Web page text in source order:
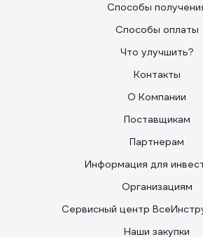
Способы
Способы оплаты
Что улучшить?
Контакты
О Компании
Поставщикам
Партнерам
Информация для
Организациям
Сервисный центр
Наши закупки